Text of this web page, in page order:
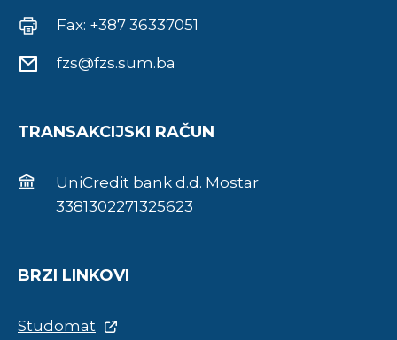
Fax: +387 36337051
fzs@fzs.sum.ba
TRANSAKCIJSKI RAČUN
UniCredit bank d.d. Mostar
3381302271325623
BRZI LINKOVI
Studomat